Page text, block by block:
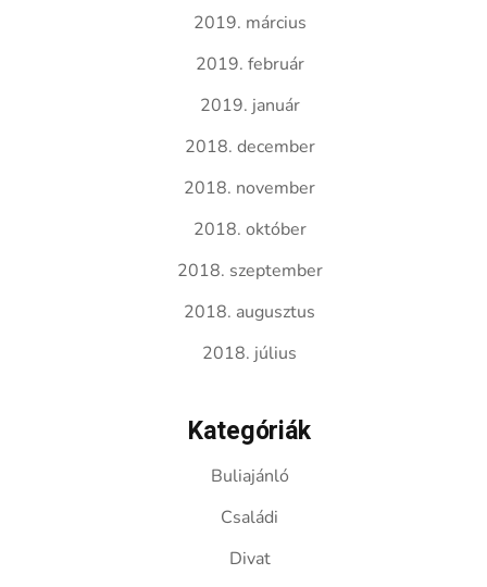
2019. március
2019. február
2019. január
2018. december
2018. november
2018. október
2018. szeptember
2018. augusztus
2018. július
Kategóriák
Buliajánló
Családi
Divat